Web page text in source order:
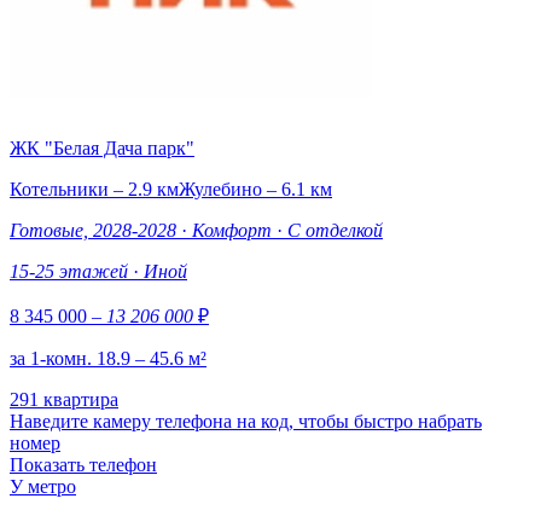
ЖК "Белая Дача парк"
Котельники – 2.9 кмЖулебино – 6.1 км
Готовые, 2028-2028 · Комфорт · С отделкой
15-25 этажей · Иной
8 345 000 – 13 206 000 ₽
за 1-комн. 18.9 – 45.6 м²
291 квартира
Наведите камеру телефона на код, чтобы быстро набрать
номер
Показать телефон
У метро